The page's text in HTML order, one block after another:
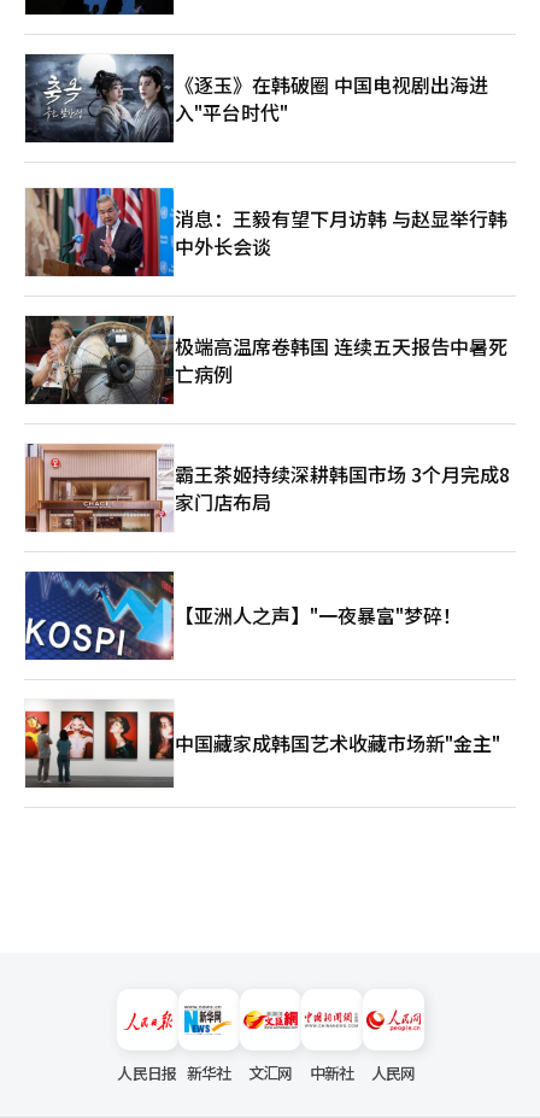
《逐玉》在韩破圈 中国电视剧出海进
入"平台时代"
消息：王毅有望下月访韩 与赵显举行韩
中外长会谈
极端高温席卷韩国 连续五天报告中暑死
亡病例
霸王茶姬持续深耕韩国市场 3个月完成8
家门店布局
【亚洲人之声】"一夜暴富"梦碎！
中国藏家成韩国艺术收藏市场新"金主"
人民日报 新华社 文汇网 中新社 人民网